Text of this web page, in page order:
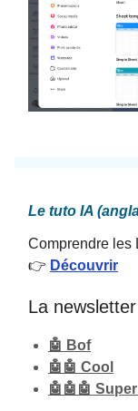
Le tuto IA
Comprendre les
👉 Découvrir
La
🤖 Bof
🤖🤖 Cool
🤖🤖🤖